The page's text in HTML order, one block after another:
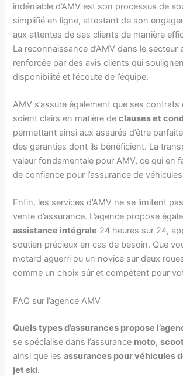
indéniable d’AMV est son processus de
simplifié en ligne, attestant de son
aux attentes de ses clients de manière
La reconnaissance d’AMV dans le secteur
renforcée par des avis clients qui
disponibilité et l’écoute de l’équipe.
AMV s’assure également que ses contrats
soient clairs en matière declauses et
permettant ainsi aux assurés d’être
des garanties dont ils bénéficient. La
valeur fondamentale pour AMV, ce qui en
de confiance pour l’assurance de
Enfin, les services d’AMV ne se limitent
vente d’assurance. L’agence propose
assistance intégrale 24 heures sur 24,
soutien précieux en cas de besoin. Que
motard aguerri ou un novice sur deux
comme un choix sûr et compétent pour
FAQ sur l’agence AMV
Quels types d’assurances propose
se spécialise dans l’assurance moto,
ainsi que lesassurances pour véhicules
jet ski.